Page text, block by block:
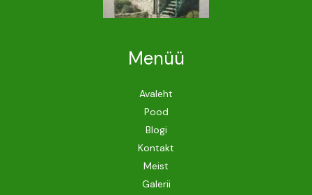
Menüü
Avaleht
Pood
Blogi
Kontakt
Meist
Galerii